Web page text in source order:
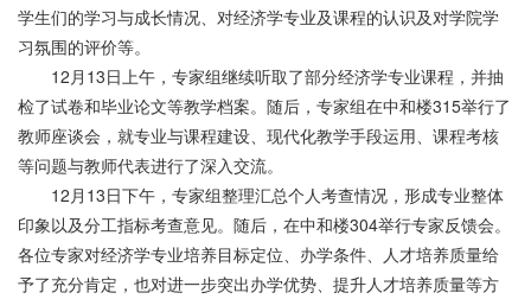
学生们的学习与成长情况、对经济学专业及课程的认识及对学院学
习氛围的评价等。
12月13日上午，专家组继续听取了部分经济学专业课程，并抽
检了试卷和毕业论文等教学档案。随后，专家组在中和楼315举行了
教师座谈会，就专业与课程建设、现代化教学手段运用、课程考核
等问题与教师代表进行了深入交流。
12月13日下午，专家组整理汇总个人考查情况，形成专业整体
印象以及分工指标考查意见。随后，在中和楼304举行专家反馈会。
各位专家对经济学专业培养目标定位、办学条件、人才培养质量给
予了充分肯定，也对进一步突出办学优势、提升人才培养质量等方